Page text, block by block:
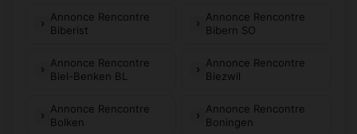
Annonce Rencontre
Biberist
Annonce Rencontre
Bibern SO
Annonce Rencontre
Biel-Benken BL
Annonce Rencontre
Biezwil
Annonce Rencontre
Bolken
Annonce Rencontre
Boningen